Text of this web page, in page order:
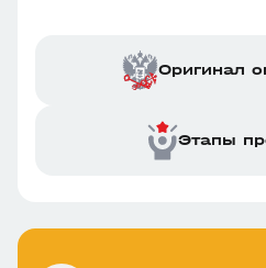
Оригинал
Этапы